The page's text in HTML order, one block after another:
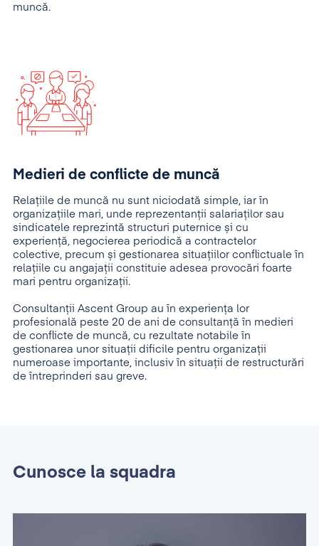
muncă.
Medieri de conflicte de muncă
Relațiile de muncă nu sunt niciodată simple, iar în
organizațiile mari, unde reprezentanții salariaților sau
sindicatele reprezintă structuri puternice și cu
experiență, negocierea periodică a contractelor
colective, precum și gestionarea situațiilor conflictuale în
relațiile cu angajații constituie adesea provocări foarte
mari pentru organizații.
Consultanții Ascent Group au în experiența lor
profesională peste 20 de ani de consultanță în medieri
de conflicte de muncă, cu rezultate notabile în
gestionarea unor situații dificile pentru organizații
numeroase importante, inclusiv în situații de restructurări
de întreprinderi sau greve.
Cunosce la squadra